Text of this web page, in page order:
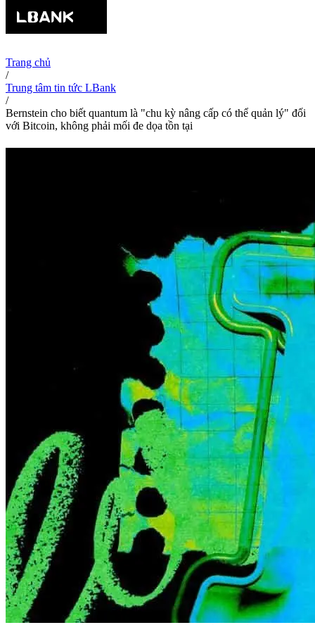
Trang chủ
/
Trung tâm tin tức LBank
/
Bernstein cho biết quantum là "chu kỳ nâng cấp có thể quản lý" đối
với Bitcoin, không phải mối đe dọa tồn tại